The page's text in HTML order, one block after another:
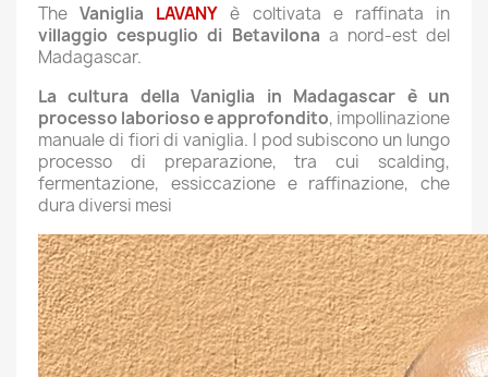
TheVaniglia LAVANY è coltivata e raffinata in
villaggio cespuglio di Betavilona a nord-est del
Madagascar.
La cultura della Vaniglia in Madagascar è un
processo laborioso e approfondito, impollinazione
manuale di fiori di vaniglia. I pod subiscono un lungo
processo di preparazione, tra cui scalding,
fermentazione, essiccazione e raffinazione, che
dura diversi mesi